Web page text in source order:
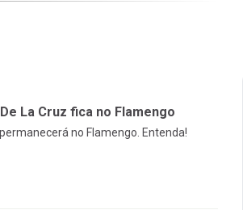
La Cruz fica no Flamengo
no Flamengo. Entenda!